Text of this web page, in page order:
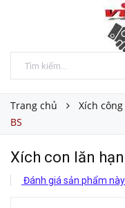
Trang chủ Xích
BS
Xích con lăn
Đánh giá sản phẩm này